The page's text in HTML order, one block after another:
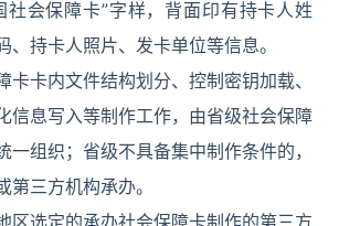
社会保障卡”字样，背面印有持卡人姓
、持卡人照片、发卡单位等信息。
卡内文件结构划分、控制密钥加载、
信息写入等制作工作，由省级社会保障
一组织；省级不具备集中制作条件的，
第三方机构承办。
选定的承办社会保障卡制作的第三方